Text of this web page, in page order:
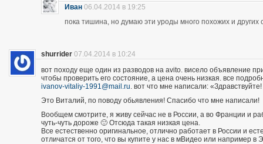
Иван 06.04.2014 в 19:25
пока тишина, но думаю эти уроды много похожих и
shurrider 07.04.2014 в 10:24
вот походу еще один из разводов на avito. висело объявление
чтобы проверить его состояние, а цена очень низкая. все
ivanov-vitaliy-1991@mail.ru . вот что мне написали: «Здравствуйте!
Это Виталий, по поводу обьявления! Спасибо что мне написали!
Вообщем смотрите, я живу сейчас не в России, а во Франции и
чуть-чуть дороже 🙂 Отсюда такая низкая цена.
Все естественно оригинальное, отлично работает в России и
отличатся от того, что вы купите у нас в мВидео или например в